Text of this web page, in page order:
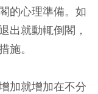
的心理準備。如
出就動輒倒閣，
施。
加就增加在不分